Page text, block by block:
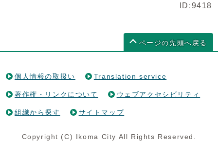
ID:9418
ページの先頭へ戻る
個人情報の取扱い Translation service
著作権・リンクについて ウェブアクセシビリティ
組織から探す サイトマップ
Copyright (C) Ikoma City All Rights Reserved.